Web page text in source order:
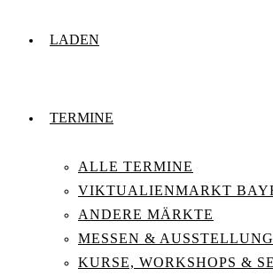
LADEN
TERMINE
ALLE TERMINE
VIKTUALIENMARKT
ANDERE MÄRKTE
MESSEN &
KURSE, WORKSHOPS &